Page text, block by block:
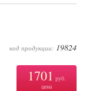
код продукции: 19824
1701 руб.
цена